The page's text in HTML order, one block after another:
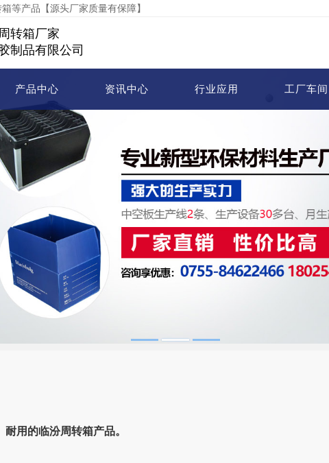
等产品【源头厂家质量有保障】
转箱厂家
制品有限公司
产品中心 资讯中心 行业应用 工厂车间
用的临汾周转箱产品。